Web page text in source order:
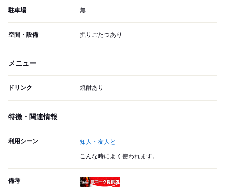
駐車場 無
空間・設備 掘りごたつあり
メニュー
ドリンク 焼酎あり
特徴・関連情報
利用シーン 知人・友人と
こんな時によく使われます。
備考